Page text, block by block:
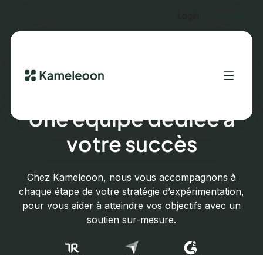
Une équipe dédiée à
votre succès
Chez Kameleoon, nous vous accompagnons à
chaque étape de votre stratégie d’expérimentation,
pour vous aider à atteindre vos objectifs avec un
soutien sur-mesure.